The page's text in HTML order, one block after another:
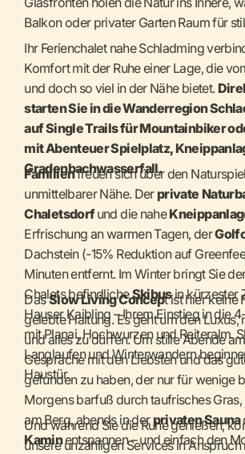
Balkon oder privater Garten Raum für
Ihr Ferienchalet nahe Schladming
Komfort mit der Ruhe einer Lage, die
und doch so viel in der Nähe bietet.
starten Sie in die Wanderregion
auf Single Trails für Mountainbiker
mit Abenteuer Spielplatz,
Gradenbachwasserfall.
Familienfreuen sich über den
unmittelbarer Nähe. Der private
Chaletsdorfund die nahe
Erfrischung an warmen Tagen, der
Dachstein (-15% Reduktion auf
Minuten entfernt. Im Winter bringt Sie
Chalets befindlicheSkibusin kürzester
Hauser Kaibling – Ihrem Einstieg in die
mit Planai, Hochwurzen und Reiteralm.
Langlaufen und Winterwandern
Haustür.
DasSlow Living Concept ist hier keine
gelebte Haltung. Es geht um den Luxus,
und alles zu dürfen. Um stille Abende
Gespräche mit den Liebsten und das
gefunden zu haben, der nur für wenige
Morgens barfuß durch taufrisches
am Berg, abends in derprivaten Sauna
Kaminentspannen – und einfach den
Und während Sie die Ruhe genießen,
unsere unzähligen Services in Anspruch